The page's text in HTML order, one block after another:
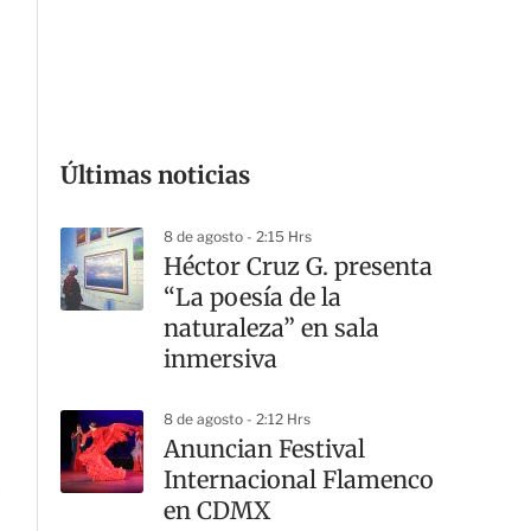
Últimas noticias
8 de agosto - 2:15 Hrs
Héctor Cruz G. presenta
“La poesía de la
naturaleza” en sala
inmersiva
8 de agosto - 2:12 Hrs
Anuncian Festival
Internacional Flamenco
en CDMX